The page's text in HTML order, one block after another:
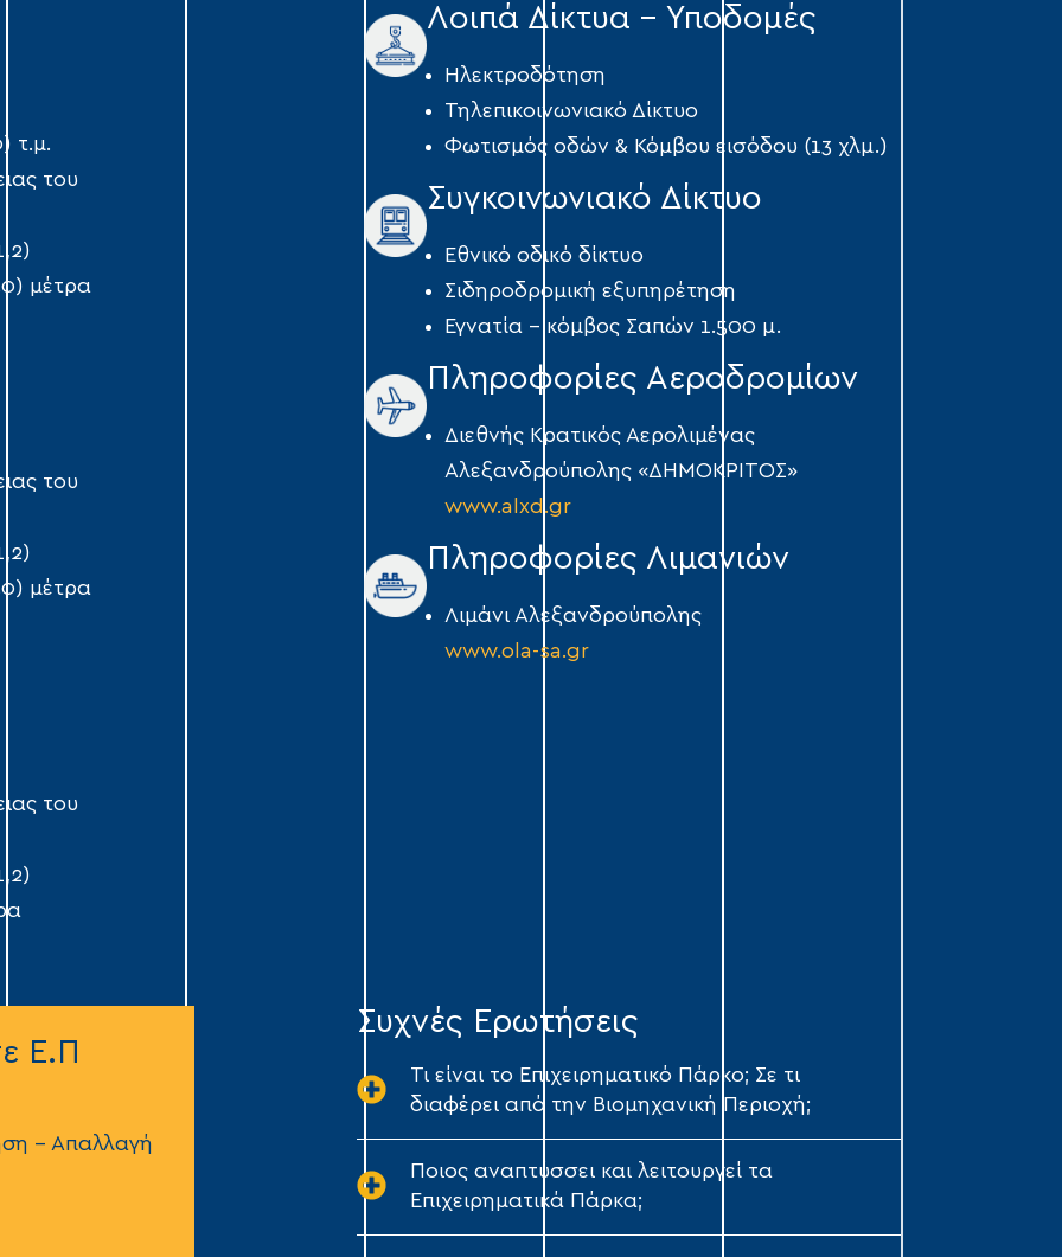
τ.µ.
του
μέτρα
του
μέτρα
του
Λοιπά Δίκτυα - Υποδομές
Ηλεκτροδότηση
Τηλεπικοινωνιακό Δίκτυο
Φωτισμός οδών & Κόμβου εισόδου (13 χλμ.)
Συγκοινωνιακό Δίκτυο
Εθνικό οδικό δίκτυο
Σιδηροδρομική εξυπηρέτηση
Εγνατία – κόμβος Σαπών 1.500 μ.
Πληροφορίες Αεροδρομίων
Διεθνής Κρατικός Αερολιμένας
Αλεξανδρούπολης «ΔΗΜΟΚΡΙΤΟΣ»
www.alxd.gr
Πληροφορίες Λιμανιών
Λιμάνι Αλεξανδρούπολης
www.ola-sa.gr
Ε.Π
– Απαλλαγή
Συχνές Ερωτήσεις
Τι είναι το Επιχειρηματικό Πάρκο; Σε τι
διαφέρει από την Βιομηχανική Περιοχή;
Ποιος αναπτύσσει και λειτουργεί τα
Επιχειρηματικά Πάρκα;